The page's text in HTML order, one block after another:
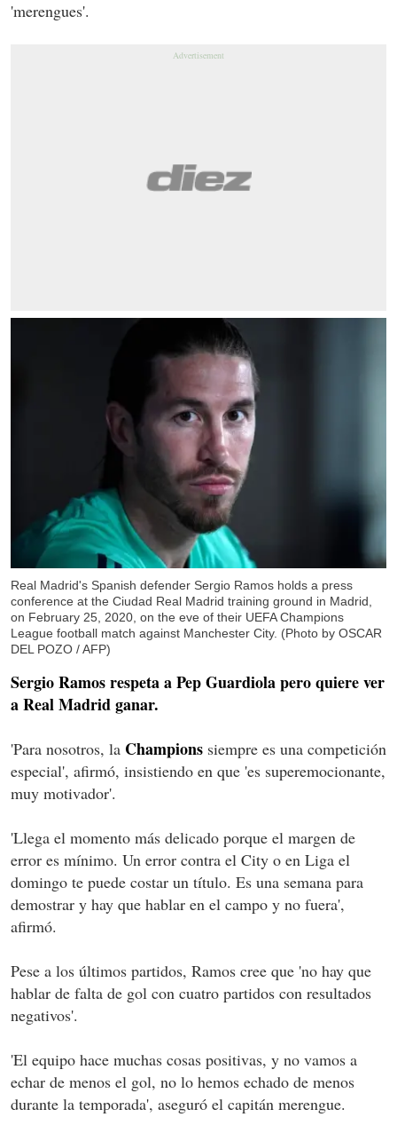
'merengues'.
Real Madrid's Spanish defender Sergio Ramos holds a press
conference at the Ciudad Real Madrid training ground in Madrid,
on February 25, 2020, on the eve of their UEFA Champions
League football match against Manchester City. (Photo by OSCAR
DEL POZO / AFP)
Sergio Ramos respeta a Pep Guardiola pero quiere ver
a Real Madrid ganar.
'Para nosotros, la Champions siempre es una competición
especial', afirmó, insistiendo en que 'es superemocionante,
muy motivador'.
'Llega el momento más delicado porque el margen de
error es mínimo. Un error contra el City o en Liga el
domingo te puede costar un título. Es una semana para
demostrar y hay que hablar en el campo y no fuera',
afirmó.
Pese a los últimos partidos, Ramos cree que 'no hay que
hablar de falta de gol con cuatro partidos con resultados
negativos'.
'El equipo hace muchas cosas positivas, y no vamos a
echar de menos el gol, no lo hemos echado de menos
durante la temporada', aseguró el capitán merengue.